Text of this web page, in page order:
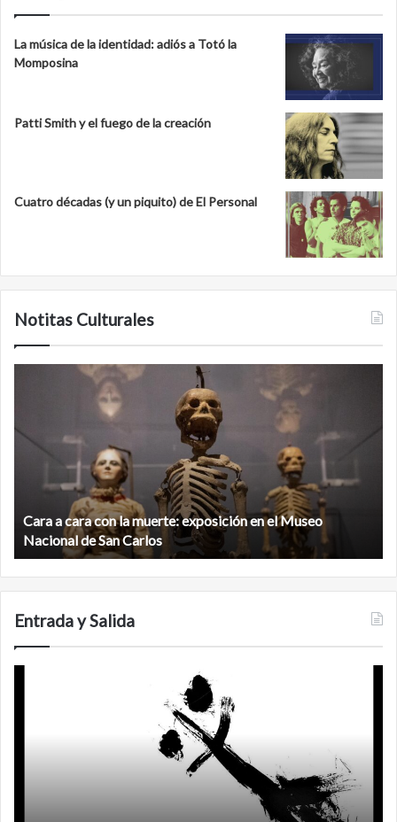
La música de la identidad: adiós a Totó la
Momposina
Patti Smith y el fuego de la creación
Cuatro décadas (y un piquito) de El Personal
Notitas Culturales
con
muerte:
exposición
el
Museo
Nacional
de
San
Carlos
Cara a cara con la muerte: exposición en el Museo
Nacional de San Carlos
Entrada y Salida